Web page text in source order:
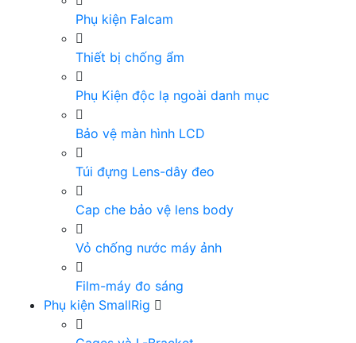
Phụ kiện Falcam
Thiết bị chống ẩm
Phụ Kiện độc lạ ngoài danh mục
Bảo vệ màn hình LCD
Túi đựng Lens-dây đeo
Cap che bảo vệ lens body
Vỏ chống nước máy ảnh
Film-máy đo sáng
Phụ kiện SmallRig